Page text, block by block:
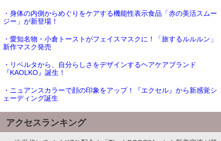
・身体の内側からめぐりをケアする機能性表示食品「赤の美活スムー
ジー」が新登場！
・愛知名物・小倉トーストがフェイスマスクに！「旅するルルルン」
新作マスク発売
・リベルタから、自分らしさをデザインするヘアケアブランド
『KAOLKO』誕生！
・ニュアンスカラーで顔の印象をアップ！『エクセル』から新感覚シ
ェーディング誕生
アクセスランキング